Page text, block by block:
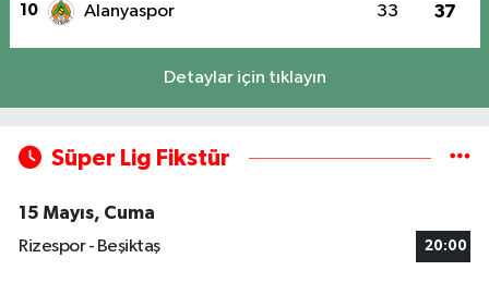
10 Alanyaspor 33 37
Detaylar için tıklayın
Süper Lig Fikstür
15 Mayıs, Cuma
Rizespor - Beşiktaş
20:00